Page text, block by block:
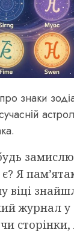
знаки
Я
віці
журнал у
сторінки,